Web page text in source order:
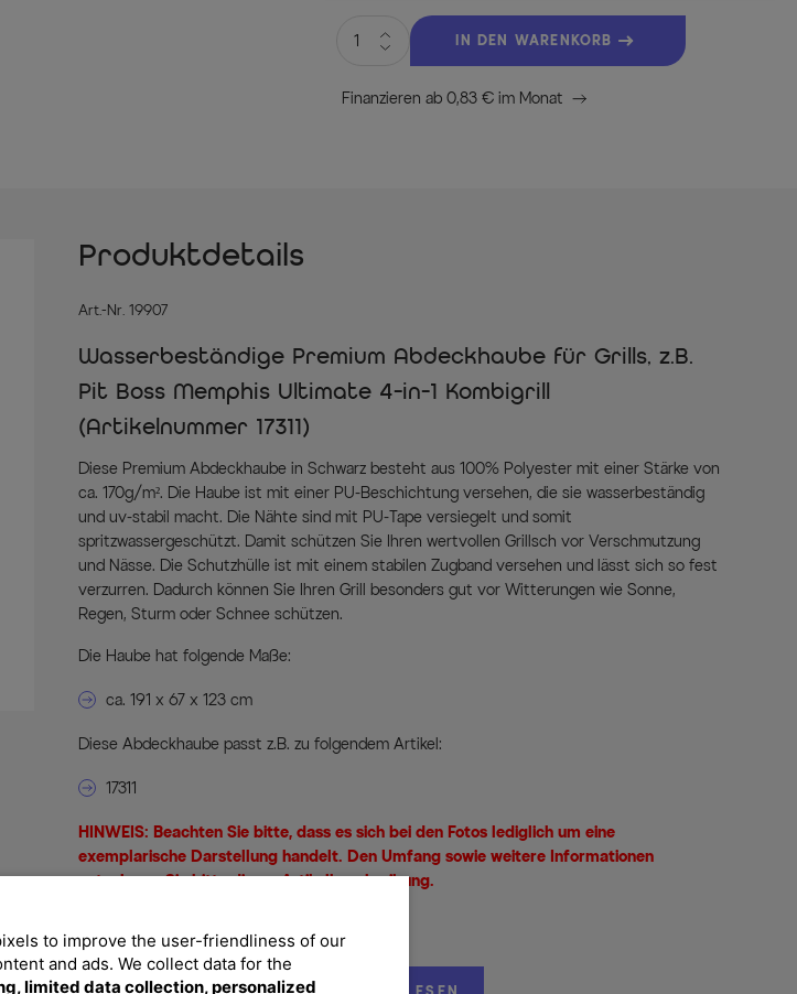
IN DEN WARENKORB
Finanzieren ab 0,83 € im Monat
Produktdetails
Art.-Nr. 19907
Wasserbeständige Premium Abdeckhaube für Grills, z.B.
Pit Boss Memphis Ultimate 4-in-1 Kombigrill
(Artikelnummer 17311)
Diese Premium Abdeckhaube in Schwarz besteht aus 100% Polyester mit einer Stärke von
ca. 170g/m². Die Haube ist mit einer PU-Beschichtung versehen, die sie wasserbeständig
und uv-stabil macht. Die Nähte sind mit PU-Tape versiegelt und somit
spritzwassergeschützt. Damit schützen Sie Ihren wertvollen Grillsch vor Verschmutzung
und Nässe. Die Schutzhülle ist mit einem stabilen Zugband versehen und lässt sich so fest
verzurren. Dadurch können Sie Ihren Grill besonders gut vor Witterungen wie Sonne,
Regen, Sturm oder Schnee schützen.
Die Haube hat folgende Maße:
ca. 191 x 67 x 123 cm
Diese Abdeckhaube passt z.B. zu folgendem Artikel:
17311
HINWEIS: Beachten Sie bitte, dass es sich bei den Fotos lediglich um eine
exemplarische Darstellung handelt. Den Umfang sowie weitere Informationen
entnehmen Sie bitte dieser Artikelbeschreibung.
Ihre Vorteile
to improve the user-friendliness of our
and ads. We collect data for the
limited data collection, personalized